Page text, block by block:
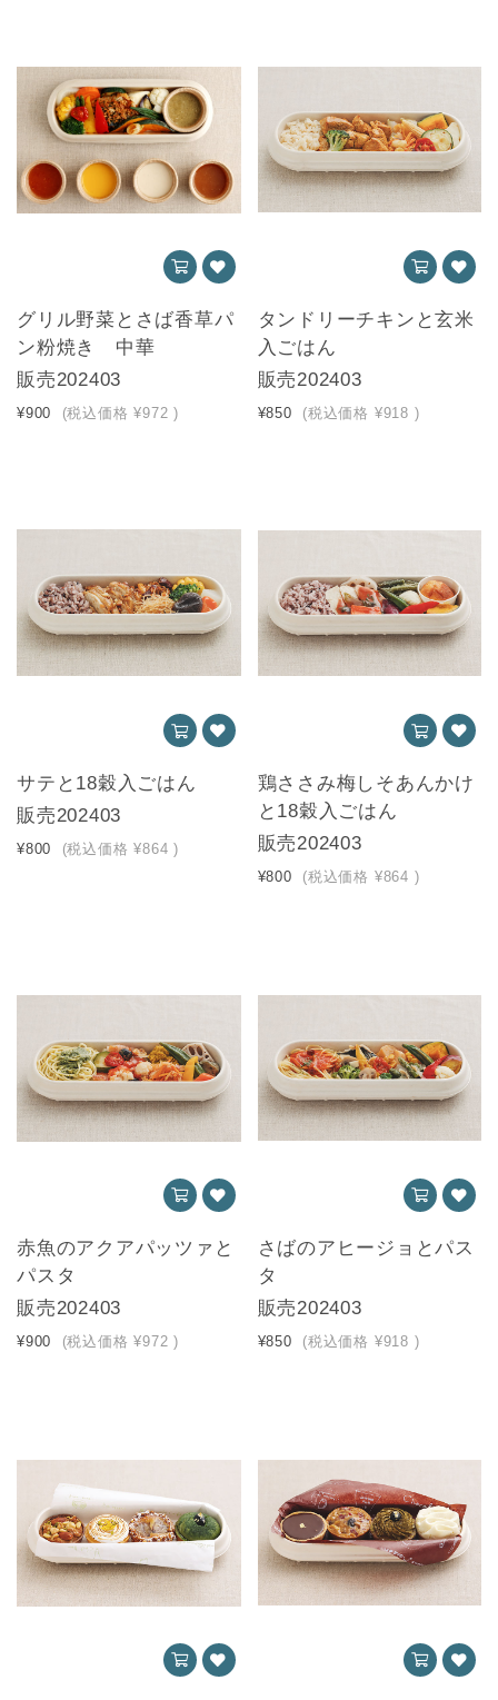
グリル野菜とさば香草パ
ン粉焼き 中華
販売202403
¥900 (税込価格 ¥972 )
タンドリーチキンと玄米
入ごはん
販売202403
¥850 (税込価格 ¥918 )
サテと18穀入ごはん
販売202403
¥800 (税込価格 ¥864 )
鶏ささみ梅しそあんかけ
と18穀入ごはん
販売202403
¥800 (税込価格 ¥864 )
赤魚のアクアパッツァと
パスタ
販売202403
¥900 (税込価格 ¥972 )
さばのアヒージョとパス
タ
販売202403
¥850 (税込価格 ¥918 )